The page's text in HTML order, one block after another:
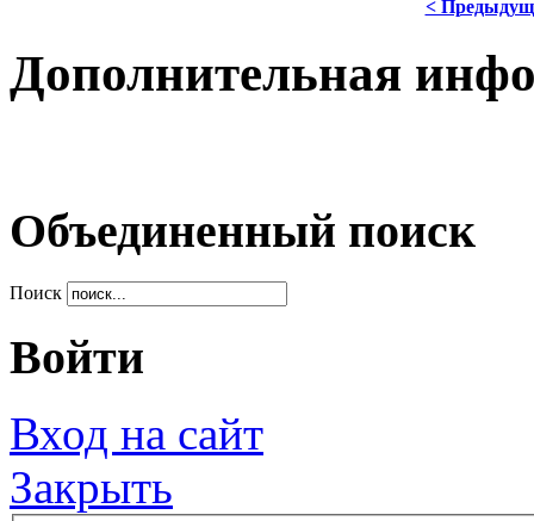
<
Дополнительная
Объединенный поиск
Поиск
Войти
Вход на сайт
Закрыть